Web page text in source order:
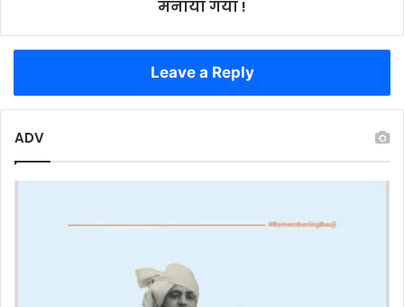
साथ
मनाया
!
मनाया गया !
Leave a Reply
ADV